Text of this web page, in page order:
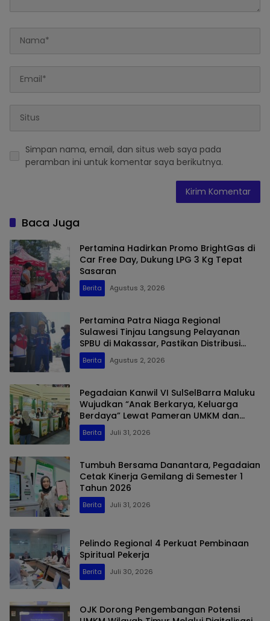
Simpan nama, email, dan situs web saya pada
peramban ini untuk komentar saya berikutnya.
Baca Juga
Pertamina Hadirkan Promo BrightGas di
Car Free Day, Dukung LPG 3 Kg Tepat
Sasaran
Berita Agustus 3, 2026
Pertamina Patra Niaga Regional
Sulawesi Tinjau Langsung Pelayanan
SPBU di Makassar, Pastikan Distribusi
Biosolar Berjalan Optimal
Berita Agustus 2, 2026
Pegadaian Kanwil VI SulSelBarra Maluku
Wujudkan “Anak Berkarya, Keluarga
Berdaya” Lewat Pameran UMKM dan
Bazar Emas
Berita Juli 31, 2026
Tumbuh Bersama Danantara, Pegadaian
Cetak Kinerja Gemilang di Semester 1
Tahun 2026
Berita Juli 31, 2026
Pelindo Regional 4 Perkuat Pembinaan
Spiritual Pekerja
Berita Juli 30, 2026
OJK Dorong Pengembangan Potensi